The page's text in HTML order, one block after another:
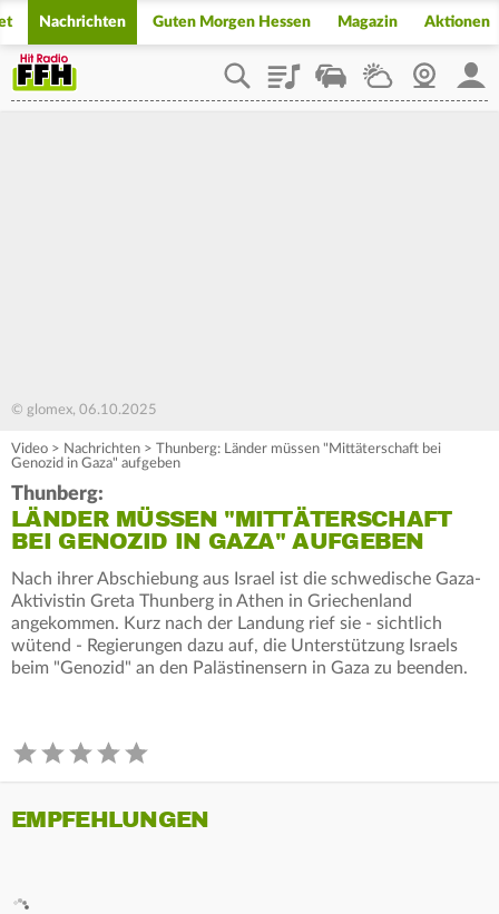
Nachrichten Guten Morgen Hessen Magazin Aktionen
PlaylistStaupilotWetterWebcam
© glomex, 06.10.2025
Video > Nachrichten > Thunberg: Länder müssen "Mittäterschaft bei
Genozid in Gaza" aufgeben
Thunberg:
LÄNDER MÜSSEN "MITTÄTERSCHAFT
BEI GENOZID IN GAZA" AUFGEBEN
Nach ihrer Abschiebung aus Israel ist die schwedische Gaza-
Aktivistin Greta Thunberg in Athen in Griechenland
angekommen. Kurz nach der Landung rief sie - sichtlich
wütend - Regierungen dazu auf, die Unterstützung Israels
beim "Genozid" an den Palästinensern in Gaza zu beenden.
EMPFEHLUNGEN